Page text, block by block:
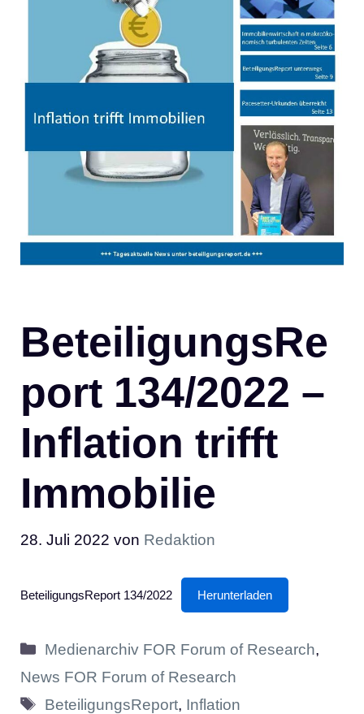
BeteiligungsRe
port 134/2022 –
Inflation trifft
Immobilie
28. Juli 2022 von Redaktion
BeteiligungsReport 134/2022 Herunterladen
Kategorien
Medienarchiv FOR Forum of Research,
News FOR Forum of Research
Schlagwörter
BeteiligungsReport, Inflation